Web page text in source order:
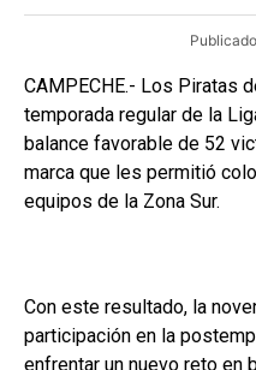
Publicado
CAMPECHE.- Los Piratas
temporada regular de la
balance favorable de 52
marca que les permitió
equipos de la Zona Sur.
Con este resultado, la
participación en la
enfrentar un nuevo reto en